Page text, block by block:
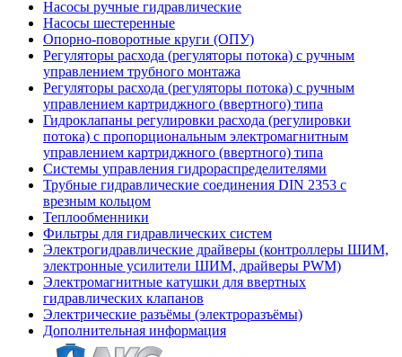
Насосы ручные гидравлические
Насосы шестеренные
Опорно-поворотные круги (ОПУ)
Регуляторы расхода (регуляторы потока) с ручным
управлением трубного монтажа
Регуляторы расхода (регуляторы потока) с ручным
управлением картриджного (ввертного) типа
Гидроклапаны регулировки расхода (регулировки
потока) с пропорциональным электромагнитным
управлением картриджного (ввертного) типа
Системы управления гидрораспределителями
Трубные гидравлические соединения DIN 2353 с
врезным кольцом
Теплообменники
Фильтры для гидравлических систем
Электрогидравлические драйверы (контроллеры ШИМ,
электронные усилители ШИМ, драйверы PWM)
Электромагнитные катушки для ввертных
гидравлических клапанов
Электрические разъёмы (электроразъёмы)
Дополнительная информация